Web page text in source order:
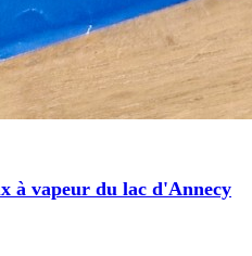
à vapeur du lac d'Annecy